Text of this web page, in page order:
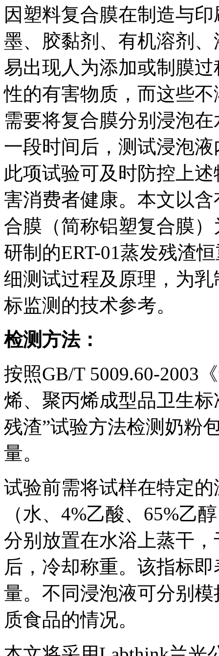
因塑料复合膜在制造与
墨、胶黏剂、有机溶剂
易出现人为添加或制膜
性的有害物质，而这些
需要将复合膜分别浸泡
一段时间后，测试浸泡
此项试验可及时防控上
害消费者健康。本文以
合膜（简称铝塑复合膜
研制的ERT-01蒸发残渣
细测试过程及原理，为
标监测的技术参考。
检测方法：
按照GB/T 5009.60-2003
烯、聚丙烯成型品卫生
残渣”试验方法检测奶粉
量。
试验前需将试样在特定
（水、4%乙酸、65%乙
分别放置在水浴上蒸干
后，冷却称重。该指标
量。不同浸泡液可分别
质食品的情况。